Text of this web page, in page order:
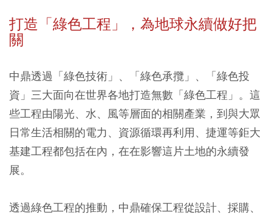
打造「綠色工程」，為地球永續做好把
關
中鼎透過「綠色技術」、「綠色承攬」、「綠色投
資」三大面向在世界各地打造無數「綠色工程」。這
些工程由陽光、水、風等層面的相關產業，到與大眾
日常生活相關的電力、資源循環再利用、捷運等鉅大
基建工程都包括在內，在在影響這片土地的永續發
展。
透過綠色工程的推動，中鼎確保工程從設計、採購、